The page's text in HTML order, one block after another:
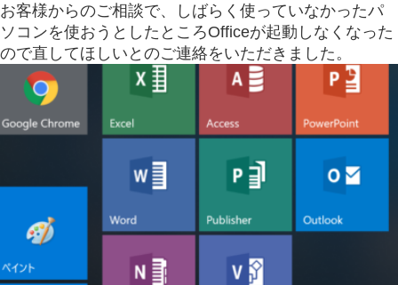
お客様からのご相談で、しばらく使っていなかったパ
ソコンを使おうとしたところOfficeが起動しなくなった
ので直してほしいとのご連絡をいただきました。